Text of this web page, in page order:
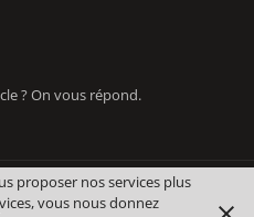
? On vous répond.
proposer nos services plus
vous nous donnez